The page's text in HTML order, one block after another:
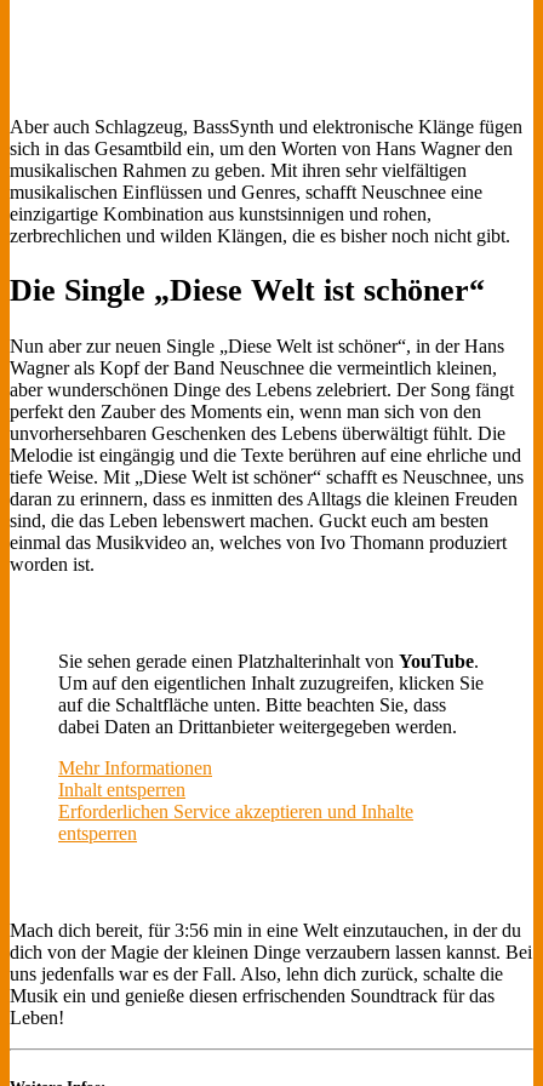
Aber auch Schlagzeug, BassSynth und elektronische Klänge fügen
sich in das Gesamtbild ein, um den Worten von Hans Wagner den
musikalischen Rahmen zu geben. Mit ihren sehr vielfältigen
musikalischen Einflüssen und Genres, schafft Neuschnee eine
einzigartige Kombination aus kunstsinnigen und rohen,
zerbrechlichen und wilden Klängen, die es bisher noch nicht gibt.
Die Single „Diese Welt ist schöner“
Nun aber zur neuen Single „Diese Welt ist schöner“, in der Hans
Wagner als Kopf der Band Neuschnee die vermeintlich kleinen,
aber wunderschönen Dinge des Lebens zelebriert. Der Song fängt
perfekt den Zauber des Moments ein, wenn man sich von den
unvorhersehbaren Geschenken des Lebens überwältigt fühlt. Die
Melodie ist eingängig und die Texte berühren auf eine ehrliche und
tiefe Weise. Mit „Diese Welt ist schöner“ schafft es Neuschnee, uns
daran zu erinnern, dass es inmitten des Alltags die kleinen Freuden
sind, die das Leben lebenswert machen. Guckt euch am besten
einmal das Musikvideo an, welches von Ivo Thomann produziert
worden ist.
Sie sehen gerade einen Platzhalterinhalt von YouTube.
Um auf den eigentlichen Inhalt zuzugreifen, klicken Sie
auf die Schaltfläche unten. Bitte beachten Sie, dass
dabei Daten an Drittanbieter weitergegeben werden.
Mehr Informationen
Inhalt entsperren
Erforderlichen Service akzeptieren und Inhalte
entsperren
Mach dich bereit, für 3:56 min in eine Welt einzutauchen, in der du
dich von der Magie der kleinen Dinge verzaubern lassen kannst. Bei
uns jedenfalls war es der Fall. Also, lehn dich zurück, schalte die
Musik ein und genieße diesen erfrischenden Soundtrack für das
Leben!